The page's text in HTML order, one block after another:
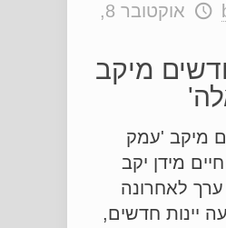
אוקטובר 8,
חדשים מיקב
מיקב 'עמק
מידן יקב
לאחרונה
יינות חדשים,